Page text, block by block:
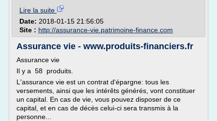
Lire la suite
Date: 2018-01-15 21:56:05
Site : http://assurance-vie.patrimoine-finance.com
Assurance vie - www.produits-financiers.fr
Assurance vie
Il y a 58 produits.
L'assurance vie est un contrat d'épargne: tous les
versements, ainsi que les intérêts générés, vont constituer
un capital. En cas de vie, vous pouvez disposer de ce
capital, et en cas de décès celui-ci sera transmis à la
personne...